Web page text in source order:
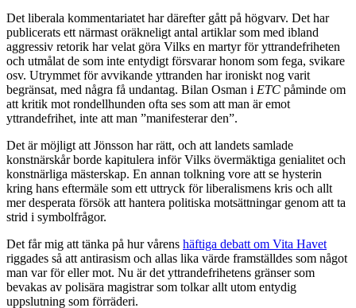
Det liberala kommentariatet har därefter gått på högvarv. Det har
publicerats ett närmast oräkneligt antal artiklar som med ibland
aggressiv retorik har velat göra Vilks en martyr för yttrandefriheten
och utmålat de som inte entydigt försvarar honom som fega, svikare
osv. Utrymmet för avvikande yttranden har ironiskt nog varit
begränsat, med några få undantag. Bilan Osman i ETC påminde om
att kritik mot rondellhunden ofta ses som att man är emot
yttrandefrihet, inte att man ”manifesterar den”.
Det är möjligt att Jönsson har rätt, och att landets samlade
konstnärskår borde kapitulera inför Vilks övermäktiga genialitet och
konstnärliga mästerskap. En annan tolkning vore att se hysterin
kring hans eftermäle som ett uttryck för liberalismens kris och allt
mer desperata försök att hantera politiska motsättningar genom att ta
strid i symbolfrågor.
Det får mig att tänka på hur vårens häftiga debatt om Vita Havet
riggades så att antirasism och allas lika värde framställdes som något
man var för eller mot. Nu är det yttrandefrihetens gränser som
bevakas av polisära magistrar som tolkar allt utom entydig
uppslutning som förräderi.